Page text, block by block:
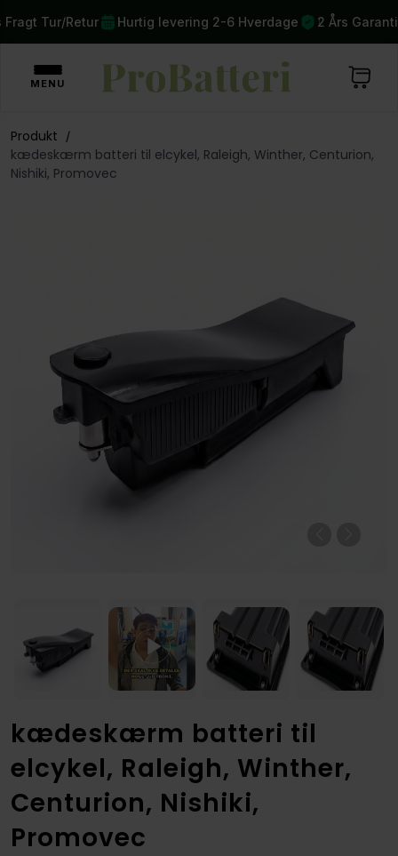
Gratis Fragt Tur/Retur Hurtig levering 2-6 Hverdage 2
MENU
Produkt /
kædeskærm batteri til elcykel, Raleigh, Winther, Centurion,
Nishiki, Promovec
kædeskærm batteri til
elcykel, Raleigh, Winther,
Centurion, Nishiki,
Promovec